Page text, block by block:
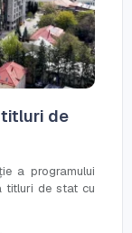
titluri de
a programului
titluri de stat cu